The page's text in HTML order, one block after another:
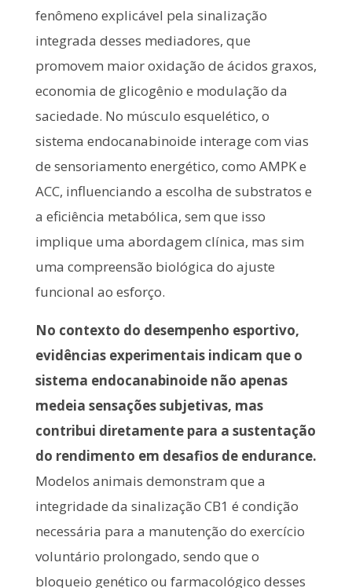
fenômeno explicável pela sinalização
integrada desses mediadores, que
promovem maior oxidação de ácidos graxos,
economia de glicogênio e modulação da
saciedade. No músculo esquelético, o
sistema endocanabinoide interage com vias
de sensoriamento energético, como AMPK e
ACC, influenciando a escolha de substratos e
a eficiência metabólica, sem que isso
implique uma abordagem clínica, mas sim
uma compreensão biológica do ajuste
funcional ao esforço.
No contexto do desempenho esportivo,
evidências experimentais indicam que o
sistema endocanabinoide não apenas
medeia sensações subjetivas, mas
contribui diretamente para a sustentação
do rendimento em desafios de endurance.
Modelos animais demonstram que a
integridade da sinalização CB1 é condição
necessária para a manutenção do exercício
voluntário prolongado, sendo que o
bloqueio genético ou farmacológico desses